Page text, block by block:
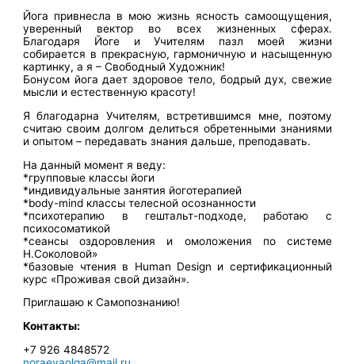
Йога привнесла в мою жизнь ясность самоощущения,
уверенный вектор во всех жизненных сферах.
Благодаря Йоге и Учителям пазл моей жизни
собирается в прекрасную, гармоничную и насыщенную
картинку, а я – Свободный Художник!
Бонусом йога дает здоровое тело, бодрый дух, свежие
мысли и естественную красоту!
Я благодарна Учителям, встретившимся мне, поэтому
считаю своим долгом делиться обретенными знаниями
и опытом – передавать знания дальше, преподавать.
На данный момент я веду:
*групповые классы йоги
*индивидуальные занятия йоготерапией
*body-mind классы телесной осознанности
*психотерапию в гештальт-подходе, работаю с
психосоматикой
*сеансы оздоровления и омоложения по системе
Н.Соколовой»
*базовые чтения в Human Design и сертификационный
курс «Проживая свой дизайн».
Приглашаю к Самопознанию!
Контакты:
+7 926 4848572